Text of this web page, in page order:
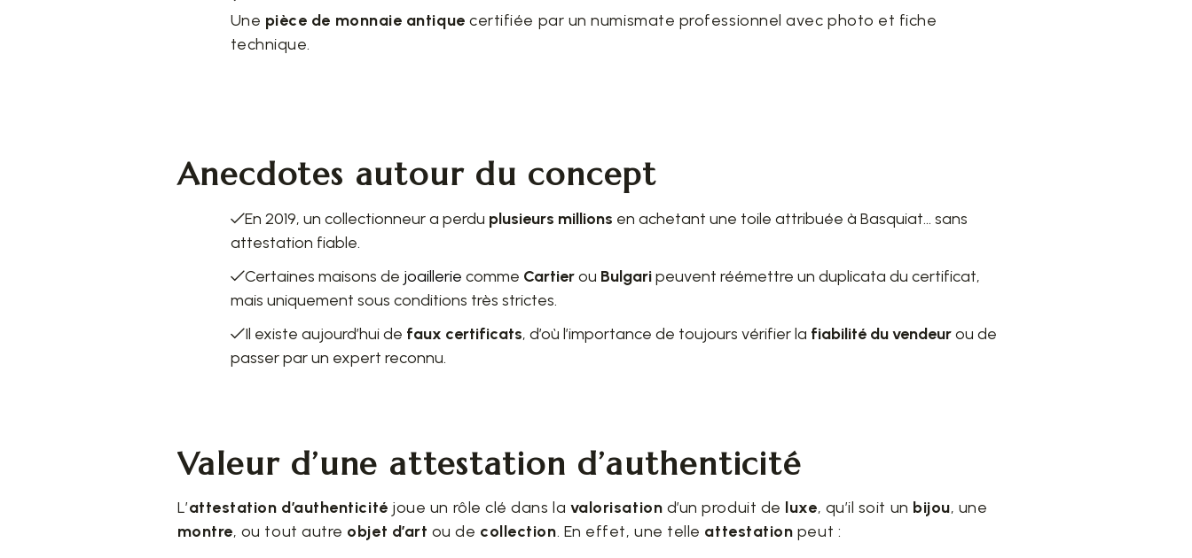
Une pièce de monnaie antiquecertifiée par un numismate professionnel avec photo et fiche
technique.
Anecdotes autour du concept
En 2019, un collectionneur a perdu plusieurs millions en achetant une toile attribuée à Basquiat… sans
attestation fiable.
Certaines maisons de joaillerie comme Cartierou Bulgaripeuvent réémettre un duplicata du certificat,
mais uniquement sous conditions très strictes.
Il existe aujourd’hui de faux certificats, d’où l’importance de toujours vérifier la fiabilité du vendeurou de
passer par un expert reconnu.
Valeur d’une attestation d’authenticité
L’attestation d’authenticité joue un rôle clé dans la valorisation d’un produit de luxe, qu’il soit un bijou, une
montre, ou tout autre objet d’art ou de collection. En effet, une telle attestation peut :